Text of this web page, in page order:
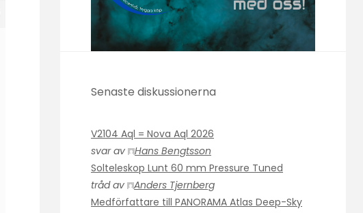
Senaste diskussionerna
V2104 Aql = Nova Aql 2026
svar av
Hans Bengtsson
Solteleskop Lunt 60 mm Pressure Tuned
tråd av
Anders Tjernberg
Medförfattare till PANORAMA Atlas Deep-Sky